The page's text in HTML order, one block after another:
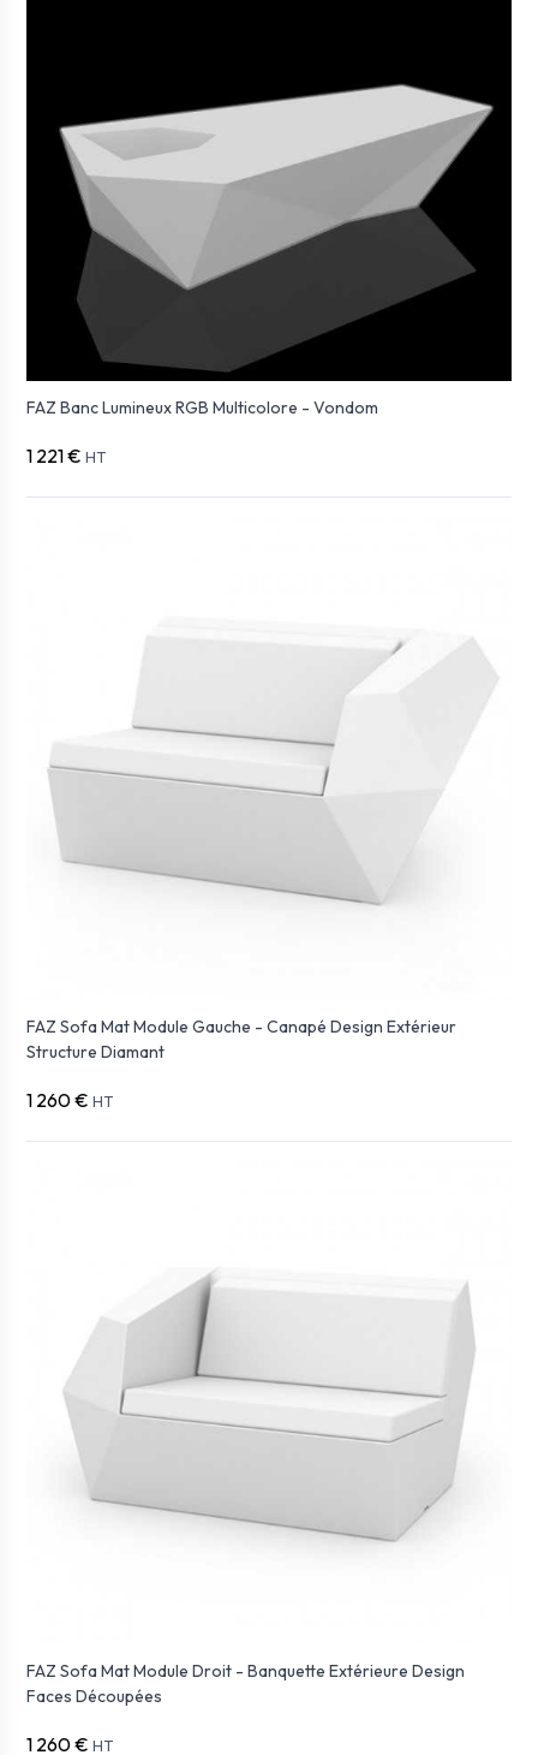
FAZ Banc Lumineux RGB Multicolore - Vondom
1 221 € HT
FAZ Sofa Mat Module Gauche - Canapé Design Extérieur
Structure Diamant
1 260 € HT
FAZ Sofa Mat Module Droit - Banquette Extérieure Design
Faces Découpées
1 260 € HT